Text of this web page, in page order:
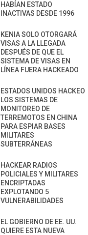
HABÍAN ESTADO
INACTIVAS DESDE 1996
KENIA SOLO OTORGARÁ
VISAS A LA LLEGADA
DESPUÉS DE QUE EL
SISTEMA DE VISAS EN
LÍNEA FUERA HACKEADO
ESTADOS UNIDOS HACKEO
LOS SISTEMAS DE
MONITOREO DE
TERREMOTOS EN CHINA
PARA ESPIAR BASES
MILITARES
SUBTERRÁNEAS
HACKEAR RADIOS
POLICIALES Y MILITARES
ENCRIPTADAS
EXPLOTANDO 5
VULNERABILIDADES
EL GOBIERNO DE EE. UU.
QUIERE ESTA NUEVA